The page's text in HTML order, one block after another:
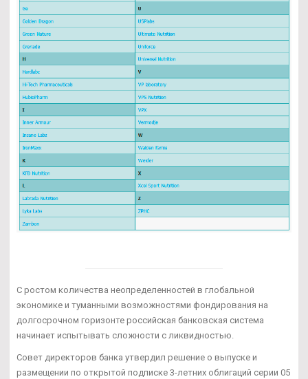
С ростом количества неопределенностей в глобальной
экономике и туманными возможностями фондирования на
долгосрочном горизонте российская банковская система
начинает испытывать сложности с ликвидностью.
Совет директоров банка утвердил решение о выпуске и
размещении по открытой подписке 3-летних облигаций серии 05